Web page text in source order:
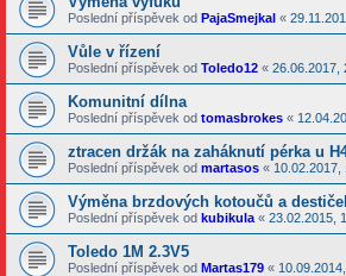
Poslední příspěvek od PajaSmejkal «
Vůle v řízení
Poslední příspěvek od Toledo12 « 26.06.2017,
Komunitní dílna
Poslední příspěvek od tomasbrokes «
ztracen držák na zaháknutí pérka u
Poslední příspěvek od martasos « 10.02.2017,
Výměna brzdových kotoučů a
Poslední příspěvek od kubikula « 23.02.2015,
Toledo 1M 2.3V5
Poslední příspěvek od Martas179 «